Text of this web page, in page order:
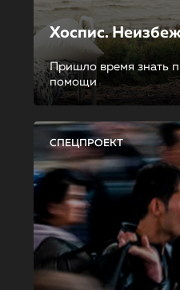
Хоспис.
Пришло время знать
помощи
СПЕЦПРОЕКТ